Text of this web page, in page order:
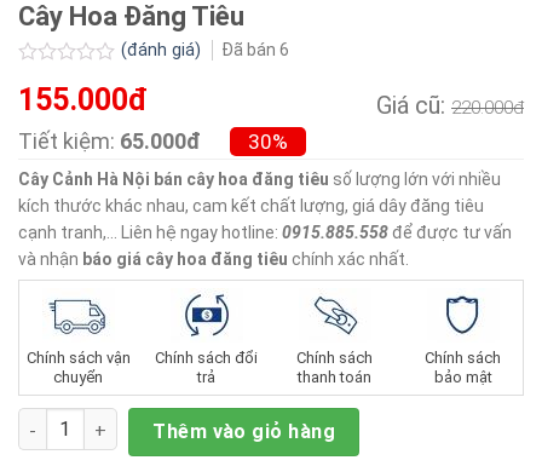
Cây Hoa Đăng Tiêu
xếp
0.0
sao
(đánh giá) Đã bán 6
155.000đ Giá cũ: 220.000đ
Tiết kiệm: 65.000đ 30%
Cây Cảnh Hà Nội bán cây hoa đăng tiêu số lượng lớn với nhiều
kích thước khác nhau, cam kết chất lượng, giá dây đăng tiêu
cạnh tranh,… Liên hệ ngay hotline: 0915.885.558 để được tư vấn
và nhận báo giá cây hoa đăng tiêu chính xác nhất.
Chính sách vận
chuyển
Chính sách đổi
trả
Chính sách
thanh toán
Chính sách
bảo mật
Số lượng Thêm vào giỏ hàng